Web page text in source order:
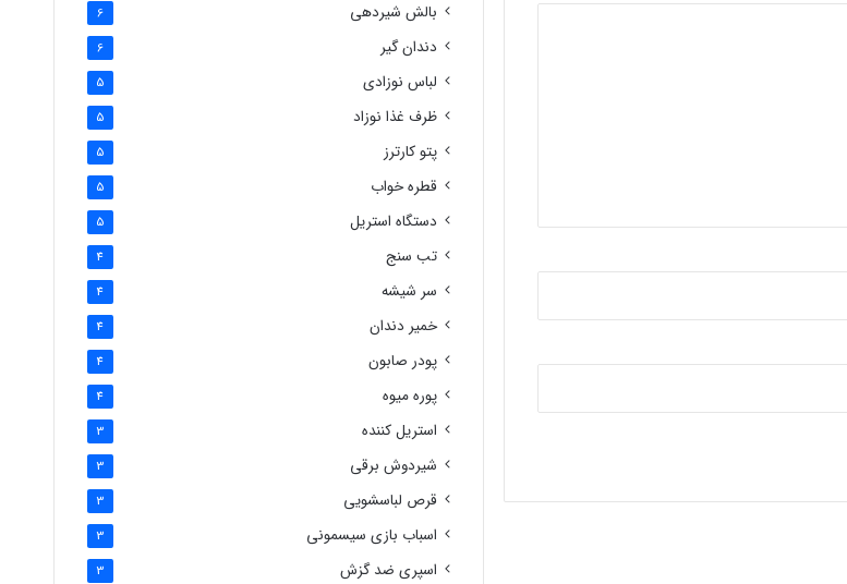
بالش شیردهی 6
دندان گیر 6
لباس نوزادی 5
ظرف غذا نوزاد 5
پتو کارترز 5
قطره خواب 5
دستگاه استریل 5
تب سنج 4
سر شیشه 4
خمیر دندان 4
پودر صابون 4
پوره میوه 4
استریل کننده 3
شیردوش برقی 3
قرص لباسشویی 3
اسباب بازی سیسمونی 3
اسپری ضد گزش 3